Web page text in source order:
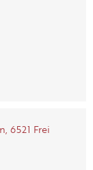
6521 Frei